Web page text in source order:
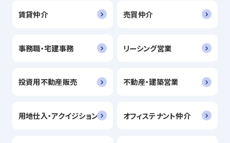
賃貸仲介 売買仲介
事務職・宅建事務 リーシング営業
投資用不動産販売 不動産・建築営業
用地仕入・アクイジション オフィステナント仲介